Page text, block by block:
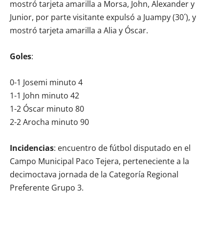
mostró tarjeta amarilla a Morsa, John, Alexander y
Junior, por parte visitante expulsó a Juampy (30´), y
mostró tarjeta amarilla a Alia y Óscar.
Goles:
0-1 Josemi minuto 4
1-1 John minuto 42
1-2 Óscar minuto 80
2-2 Arocha minuto 90
Incidencias: encuentro de fútbol disputado en el
Campo Municipal Paco Tejera, perteneciente a la
decimoctava jornada de la Categoría Regional
Preferente Grupo 3.